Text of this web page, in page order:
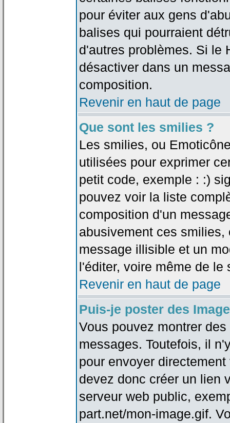
pour éviter aux gens
balises qui pourraient
d'autres problèmes. Si le
désactiver dans un
composition.
Revenir en haut de page
Que sont les smilies ?
Les smilies, ou
utilisées pour exprimer
petit code, exemple : :)
pouvez voir la liste
composition d'un
abusivement ces
message illisible et un
l'éditer, voire même de le
Revenir en haut de page
Puis-je poster des
Vous pouvez montrer
messages. Toutefois, il
pour envoyer
devez donc créer un lien
serveur web public,
part.net/mon-image.gif.